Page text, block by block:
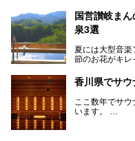
オリーブ、和三
豊か。近年は
祭」も開催され
クアップしまし
訪れてみてくだ
国営讃岐ま
泉3選
夏には大型音
節のお花がキレ
四国唯一の国
個分！（350ha
園内にはキャ
と一周すること
香川県でサ
ここ数年でサ
います。